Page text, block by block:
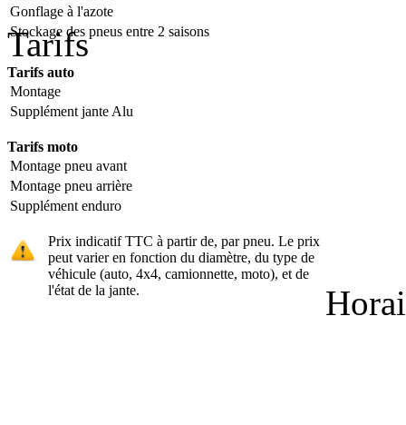
Gonflage à l'azote
Stockage des pneus entre 2 saisons
Tarifs
Tarifs auto
Montage
Supplément jante Alu
Tarifs moto
Montage pneu avant
Montage pneu arrière
Supplément enduro
Prix indicatif TTC à partir de, par pneu. Le prix
peut varier en fonction du diamètre, du type de
véhicule (auto, 4x4, camionnette, moto), et de
l'état de la jante.